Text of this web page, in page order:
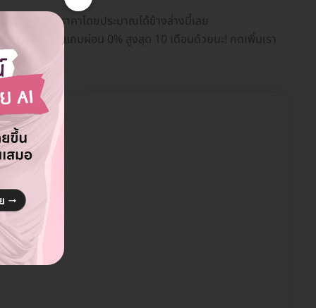
กเกจและราคาโดยประมาณได้ข้างล่างนี้เลย
คชแบ็กให้ แถมผ่อน 0% สูงสุด 10 เดือนด้วยนะ! กดเพิ่มเรา